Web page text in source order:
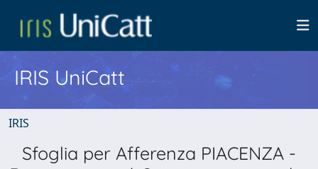
IRIS UniCatt
IRIS
Sfoglia per Afferenza PIACENZA -